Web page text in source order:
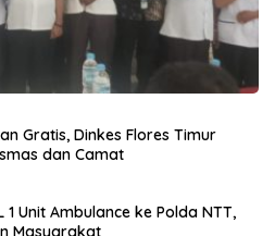
Gratis, Dinkes Flores Timur
dan Camat
1 Unit Ambulance ke Polda NTT,
Masyarakat